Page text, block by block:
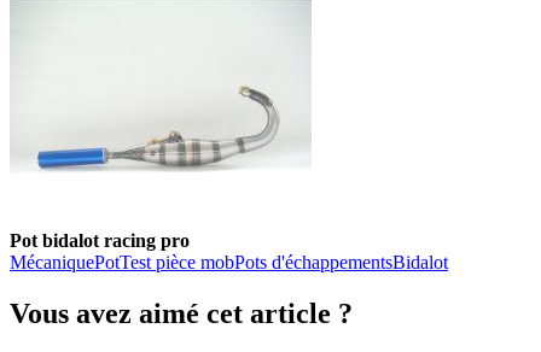
Pot bidalot racing pro
MécaniquePotTest pièce mobPots d'échappementsBidalot
Vous avez aimé cet article ?